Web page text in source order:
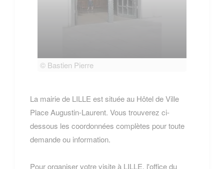
© Bastien Pierre
La mairie de LILLE est située au Hôtel de Ville
Place Augustin-Laurent. Vous trouverez ci-
dessous les coordonnées complètes pour toute
demande ou information.
Pour organiser votre visite à LILLE, l'office du